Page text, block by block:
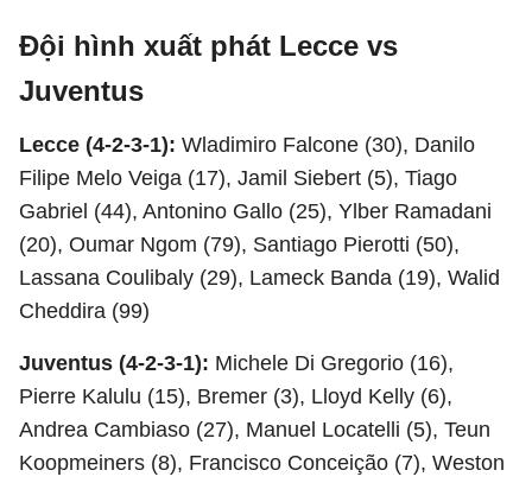
Đội hình xuất phát Lecce vs
Juventus
Lecce (4-2-3-1): Wladimiro Falcone (30), Danilo
Filipe Melo Veiga (17), Jamil Siebert (5), Tiago
Gabriel (44), Antonino Gallo (25), Ylber Ramadani
(20), Oumar Ngom (79), Santiago Pierotti (50),
Lassana Coulibaly (29), Lameck Banda (19), Walid
Cheddira (99)
Juventus (4-2-3-1): Michele Di Gregorio (16),
Pierre Kalulu (15), Bremer (3), Lloyd Kelly (6),
Andrea Cambiaso (27), Manuel Locatelli (5), Teun
Koopmeiners (8), Francisco Conceição (7), Weston